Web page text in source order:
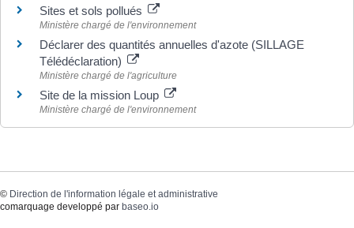
Sites et sols pollués
Ministère chargé de l'environnement
Déclarer des quantités annuelles d'azote (SILLAGE
Télédéclaration)
Ministère chargé de l'agriculture
Site de la mission Loup
Ministère chargé de l'environnement
© Direction de l'information légale et administrative
comarquage developpé par baseo.io